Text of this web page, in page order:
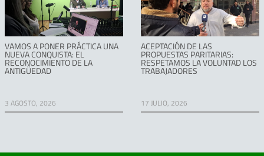
VAMOS A PONER PRÁCTICA UNA
NUEVA CONQUISTA: EL
RECONOCIMIENTO DE LA
ANTIGÜEDAD
3 AGOSTO, 2026
ACEPTACIÓN DE LAS
PROPUESTAS PARITARIAS:
RESPETAMOS LA VOLUNTAD LOS
TRABAJADORES
17 JULIO, 2026